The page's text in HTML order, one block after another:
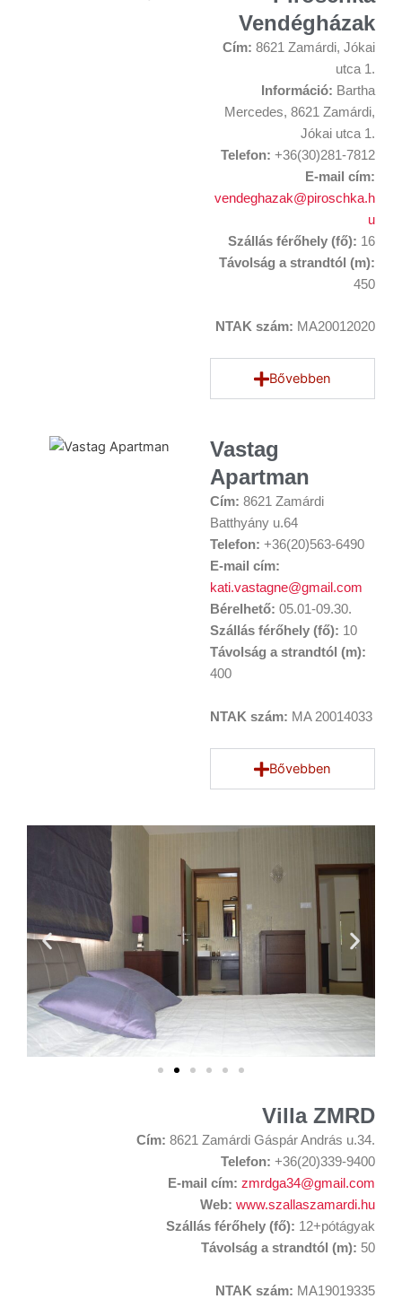
Vendégházak
Cím: 8621 Zamárdi, Jókai
utca 1.
Információ: Bartha
Mercedes, 8621 Zamárdi,
Jókai utca 1.
Telefon: +36(30)281-7812
E-mail cím:
vendeghazak@piroschka.h
u
Szállás férőhely (fő): 16
Távolság a strandtól (m):
450
NTAK szám: MA20012020
Bővebben
Vastag
Apartman
Cím: 8621 Zamárdi
Batthyány u.64
Telefon: +36(20)563-6490
E-mail cím:
kati.vastagne@gmail.com
Bérelhető: 05.01-09.30.
Szállás férőhely (fő): 10
Távolság a strandtól (m):
400
NTAK szám: MA 20014033
Bővebben
Villa ZMRD
Cím: 8621 Zamárdi Gáspár András u.34.
Telefon: +36(20)339-9400
E-mail cím: zmrdga34@gmail.com
Web: www.szallaszamardi.hu
Szállás férőhely (fő): 12+pótágyak
Távolság a strandtól (m): 50
NTAK szám: MA19019335